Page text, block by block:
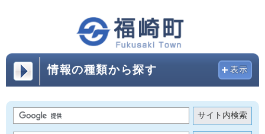
情報の種類から探す 表示
サイト内検索